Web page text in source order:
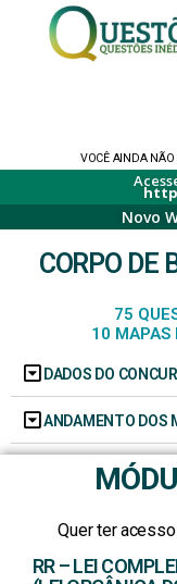
VOCÊ AINDA NÃO
Novo
CORPO DE
75
10 MAPAS
DADOS DO
ANDAMENTO DOS
Quer ter
RR – LEI